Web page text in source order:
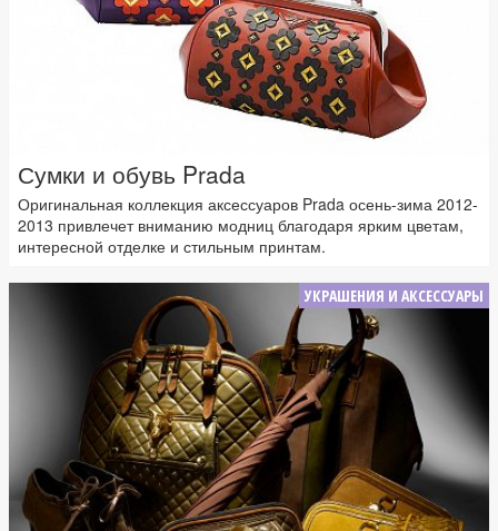
Сумки и обувь Prada
Оригинальная коллекция аксессуаров Prada осень-зима 2012-
2013 привлечет вниманию модниц благодаря ярким цветам,
интересной отделке и стильным принтам.
УКРАШЕНИЯ И АКСЕССУАРЫ